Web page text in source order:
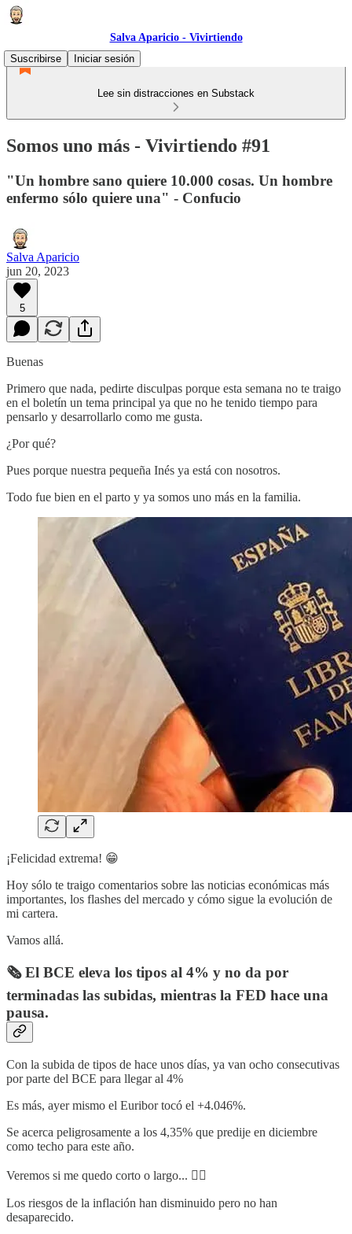
Salva Aparicio - Vivirtiendo
Suscribirse
Iniciar sesión
Lee sin distracciones en Substack
Somos uno más - Vivirtiendo #91
"Un hombre sano quiere 10.000 cosas. Un hombre
enfermo sólo quiere una" - Confucio
Salva Aparicio
jun 20, 2023
5
Buenas
Primero que nada, pedirte disculpas porque esta semana no te traigo
en el boletín un tema principal ya que no he tenido tiempo para
pensarlo y desarrollarlo como me gusta.
¿Por qué?
Pues porque nuestra pequeña Inés ya está con nosotros.
Todo fue bien en el parto y ya somos uno más en la familia.
¡Felicidad extrema! 😁
Hoy sólo te traigo comentarios sobre las noticias económicas más
importantes, los flashes del mercado y cómo sigue la evolución de
mi cartera.
Vamos allá.
🗞️ El BCE eleva los tipos al 4% y no da por
terminadas las subidas, mientras la FED hace una
pausa.
Con la subida de tipos de hace unos días, ya van ocho consecutivas
por parte del BCE para llegar al 4%
Es más, ayer mismo el Euribor tocó el +4.046%.
Se acerca peligrosamente a los 4,35% que predije en diciembre
como techo para este año.
Veremos si me quedo corto o largo... 😵‍💫
Los riesgos de la inflación han disminuido pero no han
desaparecido.